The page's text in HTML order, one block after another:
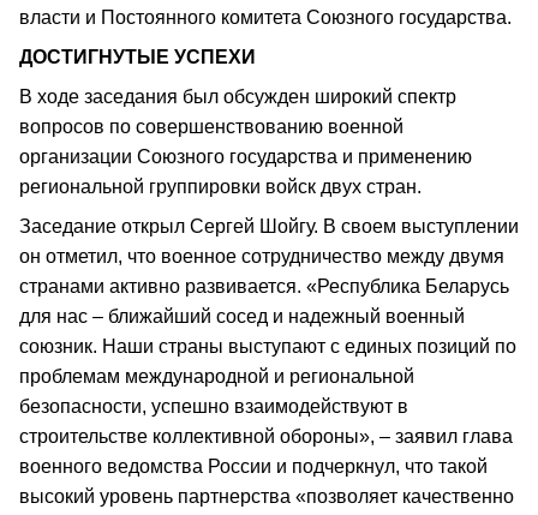
власти и Постоянного комитета Союзного государства.
ДОСТИГНУТЫЕ УСПЕХИ
В ходе заседания был обсужден широкий спектр
вопросов по совершенствованию военной
организации Союзного государства и применению
региональной группировки войск двух стран.
Заседание открыл Сергей Шойгу. В своем выступлении
он отметил, что военное сотрудничество между двумя
странами активно развивается. «Республика Беларусь
для нас – ближайший сосед и надежный военный
союзник. Наши страны выступают с единых позиций по
проблемам международной и региональной
безопасности, успешно взаимодействуют в
строительстве коллективной обороны», – заявил глава
военного ведомства России и подчеркнул, что такой
высокий уровень партнерства «позволяет качественно